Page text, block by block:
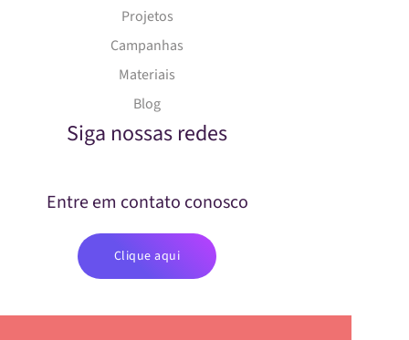
Projetos
Campanhas
Materiais
Blog
Siga nossas redes
Entre em contato conosco
Clique aqui